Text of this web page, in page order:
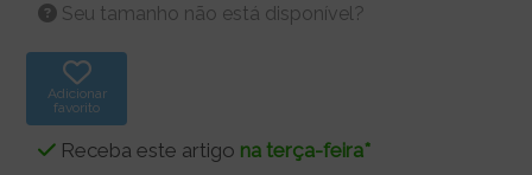
Seu tamanho não está disponível?
Adicionar
favorito
Receba este artigo na terça-feira*